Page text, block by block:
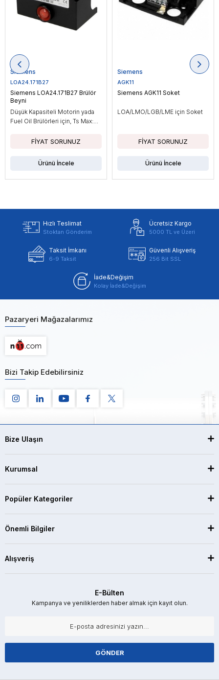
Siemens
LOA24.171B27
Siemens LOA24.171B27 Brülör
Beyni
Düşük Kapasiteli Motorin yada
Fuel Oil Brülörleri için, Ts Max:
Ürünü İncele
Siemens
AGK11
Siemens AGK11 Soket
LOA/LMO/LGB/LME için Soket
Ürünü İncele
Hızlı Teslimat
Stoktan Gönderim
Ücretsiz Kargo
5000 TL ve Üzeri
Taksit İmkanı
6-9 Taksit
Güvenli Alışveriş
256 Bit SSL
İade&Değişim
Kolay İade&Değişim
Pazaryeri Mağazalarımız
Bizi Takip Edebilirsiniz
Bize Ulaşın
Kurumsal
Popüler Kategoriler
Önemli Bilgiler
Alışveriş
E-Bülten
Kampanya ve yeniliklerden haber almak için kayıt olun.
GÖNDER